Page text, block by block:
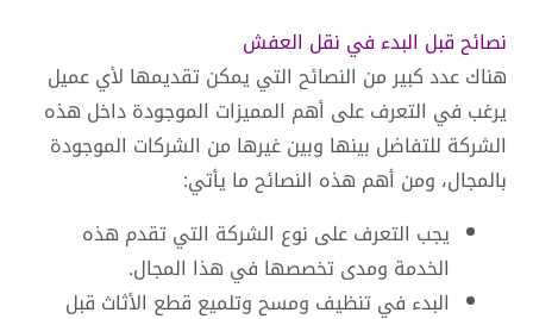
نصائح قبل البدء في نقل العفش
هناك عدد كبير من النصائح التي يمكن تقديمها لأي عميل
يرغب في التعرف على أهم المميزات الموجودة داخل هذه
الشركة للتفاضل بينها وبين غيرها من الشركات الموجودة
بالمجال، ومن أهم هذه النصائح ما يأتي:
يجب التعرف على نوع الشركة التي تقدم هذه
الخدمة ومدى تخصصها في هذا المجال.
البدء في تنظيف ومسح وتلميع قطع الأثاث قبل